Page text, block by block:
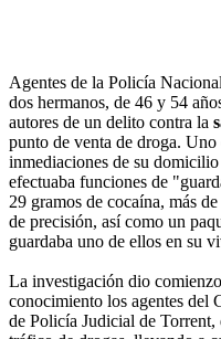
Agentes de la Policía
dos hermanos, de 46 y 54
autores de un delito contra la
punto de venta de droga.
inmediaciones de su
efectuaba funciones de
29 gramos de cocaína, más
de precisión, así como un
guardaba uno de ellos en su
La investigación dio
conocimiento los agentes del
de Policía Judicial de Torrent,